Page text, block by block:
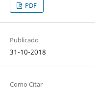
PDF
Publicado
31-10-2018
Como Citar